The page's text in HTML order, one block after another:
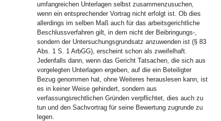
umfangreichen Unterlagen selbst zusammenzusuchen,
wenn ein entsprechender Vortrag nicht erfolgt ist. Ob dies
allerdings im selben Maß auch für das arbeitsgerichtliche
Beschlussverfahren gilt, in dem nicht der Beibringungs-,
sondern der Untersuchungsgrundsatz anzuwenden ist (§ 83
Abs. 1 S. 1 ArbGG), erscheint schon als zweifelhaft.
Jedenfalls dann, wenn das Gericht Tatsachen, die sich aus
vorgelegten Unterlagen ergeben, auf die ein Beteiligter
Bezug genommen hat, ohne Weiteres herauslesen kann, ist
es in keiner Weise gehindert, sondern aus
verfassungsrechtlichen Gründen verpflichtet, dies auch zu
tun und den Sachvortrag für seine Bewertung zugrunde zu
legen.